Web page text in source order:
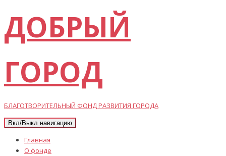
ДОБРЫЙ
ГОРОД
БЛАГОТВОРИТЕЛЬНЫЙ ФОНД РАЗВИТИЯ ГОРОДА
Вкл/Выкл навигацию
Главная
О фонде